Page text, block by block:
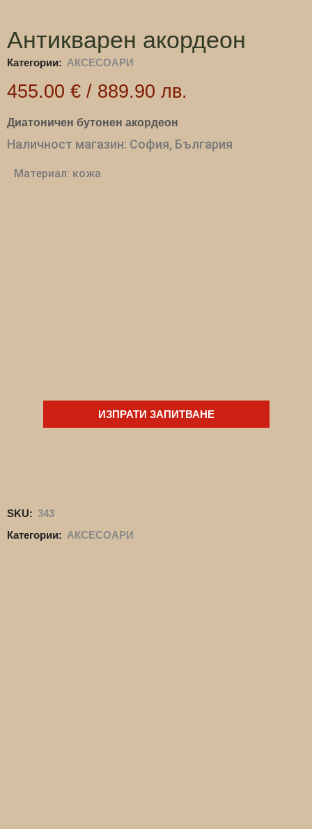
Антикварен акордеон
Категории: АКСЕСОАРИ
455.00 € / 889.90 лв.
Диатоничен бутонен акордеон
Наличност магазин: София, България
Материал: кожа
ИЗПРАТИ ЗАПИТВАНЕ
SKU: 343
Категории: АКСЕСОАРИ